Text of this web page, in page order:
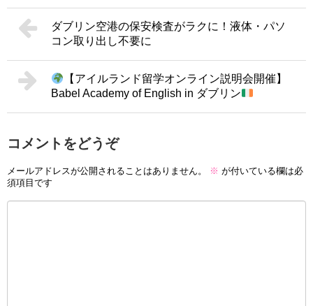
ダブリン空港の保安検査がラクに！液体・パソ
コン取り出し不要に
【アイルランド留学オンライン説明会開催】
Babel Academy of English in ダブリン
コメントをどうぞ
メールアドレスが公開されることはありません。 ※ が付いている欄は必
須項目です